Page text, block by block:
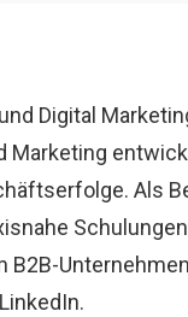
Digital
Marketing
Als